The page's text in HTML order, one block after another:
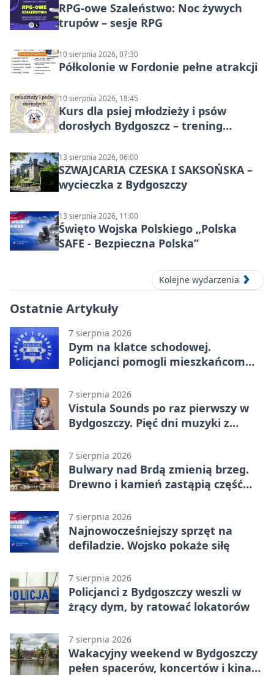
RPG-owe Szaleństwo: Noc żywych
trupów – sesje RPG
10 sierpnia 2026, 07:30
Półkolonie w Fordonie pełne atrakcji
10 sierpnia 2026, 18:45
Kurs dla psiej młodzieży i psów
dorosłych Bydgoszcz – trening
13 sierpnia 2026, 06:00
SZWAJCARIA CZESKA I SAKSOŃSKA –
wycieczka z Bydgoszczy
13 sierpnia 2026, 11:00
Święto Wojska Polskiego „Polska
SAFE - Bezpieczna Polska”
Kolejne wydarzenia
Ostatnie Artykuły
7 sierpnia 2026
Dym na klatce schodowej.
Policjanci pomogli mieszkańcom
7 sierpnia 2026
Vistula Sounds po raz pierwszy w
Bydgoszczy. Pięć dni muzyki z
7 sierpnia 2026
Bulwary nad Brdą zmienią brzeg.
Drewno i kamień zastąpią część
7 sierpnia 2026
Najnowocześniejszy sprzęt na
defiladzie. Wojsko pokaże siłę
7 sierpnia 2026
Policjanci z Bydgoszczy weszli w
żrący dym, by ratować lokatorów
7 sierpnia 2026
Wakacyjny weekend w Bydgoszczy
pełen spacerów, koncertów i kina